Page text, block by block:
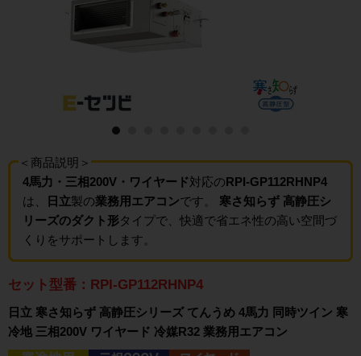
＜商品説明＞
4馬力・三相200V・ワイヤード対応のRPI-GP112RHNP4
は、
日立製の業務用エアコンです。 寒さ知らず 高静圧シ
リーズのダクト形タイプで、快適で省エネ性の高い空間づ
くりをサポートします。
セット型番：RPI-GP112RHNP4
日立 寒さ知らず 高静圧シリーズ てんうめ 4馬力 同時ツイン 寒
冷地 三相200V ワイヤード 冷媒R32 業務用エアコン